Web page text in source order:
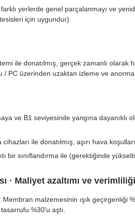
yerlerde genel parçalanmayı ve
için uygundur).
ile donatılmış, gerçek zamanlı olarak
/ PC üzerinden uzaktan izleme ve
ve B1 seviyesinde yangına
ile donatılmış, aşırı hava
bir sınıflandırma ile (gerektiğinde
· Maliyet azaltımı ve
malzemesinin ışık
%30'u aştı.